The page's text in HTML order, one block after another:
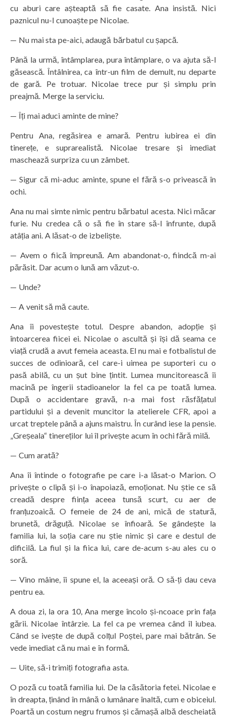
cu aburi care așteaptă să fie casate. Ana insistă. Nici
paznicul nu-l cunoaște pe Nicolae.
— Nu mai sta pe-aici, adaugă bărbatul cu șapcă.
Până la urmă, întâmplarea, pura întâmplare, o va ajuta să-l
găsească. Întâlnirea, ca într-un film de demult, nu departe
de gară. Pe trotuar. Nicolae trece pur și simplu prin
preajmă. Merge la serviciu.
— Îți mai aduci aminte de mine?
Pentru Ana, regăsirea e amară. Pentru iubirea ei din
tinerețe, e suprarealistă. Nicolae tresare și imediat
maschează surpriza cu un zâmbet.
— Sigur că mi-aduc aminte, spune el fără s-o privească în
ochi.
Ana nu mai simte nimic pentru bărbatul acesta. Nici măcar
furie. Nu credea că o să fie în stare să-l înfrunte, după
atâția ani. A lăsat-o de izbeliște.
— Avem o fiică împreună. Am abandonat-o, fiindcă m-ai
părăsit. Dar acum o lună am văzut-o.
— Unde?
— A venit să mă caute.
Ana îi povestește totul. Despre abandon, adopție și
întoarcerea fiicei ei. Nicolae o ascultă și își dă seama ce
viață crudă a avut femeia aceasta. El nu mai e fotbalistul de
succes de odinioară, cel care-i uimea pe suporteri cu o
pasă abilă, cu un șut bine țintit. Lumea muncitorească îi
macină pe îngerii stadioanelor la fel ca pe toată lumea.
După o accidentare gravă, n-a mai fost răsfățatul
partidului și a devenit muncitor la atelierele CFR, apoi a
urcat treptele până a ajuns maistru. În curând iese la pensie.
„Greșeala“ tinereților lui îl privește acum în ochi fără milă.
— Cum arată?
Ana îi întinde o fotografie pe care i-a lăsat-o Marion. O
privește o clipă și i-o înapoiază, emoționat. Nu știe ce să
creadă despre ființa aceea tunsă scurt, cu aer de
franțuzoaică. O femeie de 24 de ani, mică de statură,
brunetă, drăguță. Nicolae se înfioară. Se gândește la
familia lui, la soția care nu știe nimic și care e destul de
dificilă. La fiul și la fiica lui, care de-acum s-au ales cu o
soră.
— Vino mâine, îi spune el, la aceeași oră. O să-ți dau ceva
pentru ea.
A doua zi, la ora 10, Ana merge încolo și-ncoace prin fața
gării. Nicolae întârzie. La fel ca pe vremea când îl iubea.
Când se ivește de după colțul Poștei, pare mai bătrân. Se
vede imediat că nu mai e în formă.
— Uite, să-i trimiți fotografia asta.
O poză cu toată familia lui. De la căsătoria fetei. Nicolae e
în dreapta, ținând în mână o lumânare înaltă, cum e obiceiul.
Poartă un costum negru frumos și cămașă albă descheiată